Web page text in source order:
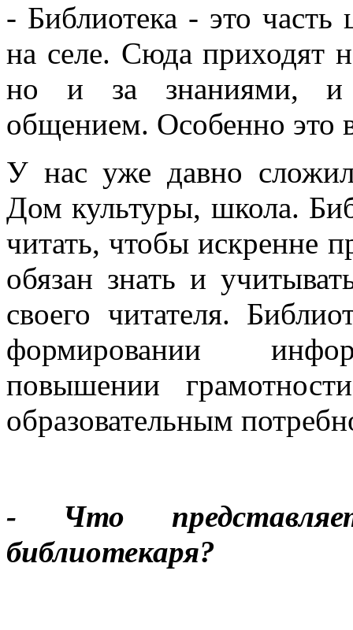
- Библиотека - это часть
на селе. Сюда приходят
но и за знаниями, и
общением. Особенно это
У нас уже давно
Дом культуры, школа.
читать, чтобы искренне
обязан знать и
своего читателя.
формировании
повышении
образовательным
- Что
библиотекаря?